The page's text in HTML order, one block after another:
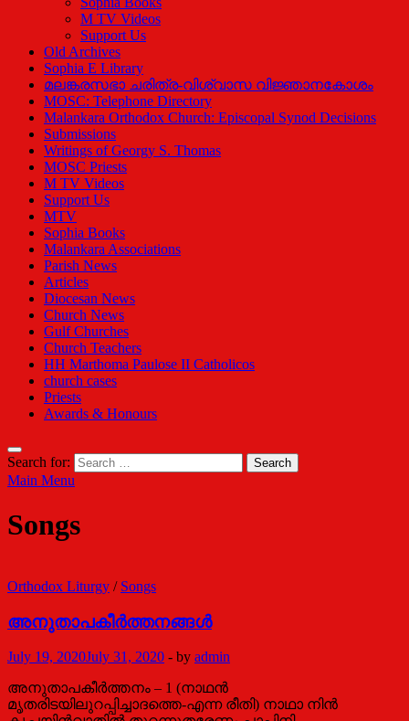
M TV Videos
Support Us
Old Archives
Sophia E Library
മലങ്കരസഭാ ചരിത്ര-വിശ്വാസ വിജ്ഞാനകോശം
MOSC: Telephone Directory
Malankara Orthodox Church: Episcopal Synod Decisions
Submissions
Writings of Georgy S. Thomas
MOSC Priests
M TV Videos
Support Us
MTV
Sophia Books
Malankara Associations
Parish News
Articles
Diocesan News
Church News
Gulf Churches
Church Teachers
HH Marthoma Paulose II Catholicos
church cases
Priests
Awards & Honours
Search for:
Main Menu
Songs
Orthodox Liturgy / Songs
അനുതാപകീര്‍ത്തനങ്ങള്‍
July 19, 2020July 31, 2020 - by admin
അനുതാപകീര്‍ത്തനം – 1 (നാഥന്‍
മൃതരിടയിലുറപ്പിച്ചാദത്തെ-എന്ന രീതി) നാഥാ നിന്‍